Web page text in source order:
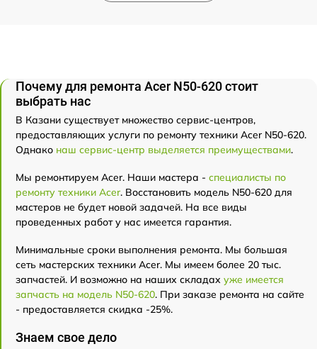
Почему для ремонта Acer N50-620 стоит
выбрать нас
В Казани существует множество сервис-центров,
предоставляющих услуги по ремонту техники Acer N50-620.
Однако наш сервис-центр выделяется преимуществами.
Мы ремонтируем Acer. Наши мастера - специалисты по
ремонту техники Acer. Восстановить модель N50-620 для
мастеров не будет новой задачей. На все виды
проведенных работ у нас имеется гарантия.
Минимальные сроки выполнения ремонта. Мы большая
сеть мастерских техники Acer. Мы имеем более 20 тыс.
запчастей. И возможно на наших складах уже имеется
запчасть на модель N50-620. При заказе ремонта на сайте
- предоставляется скидка -25%.
Знаем свое дело